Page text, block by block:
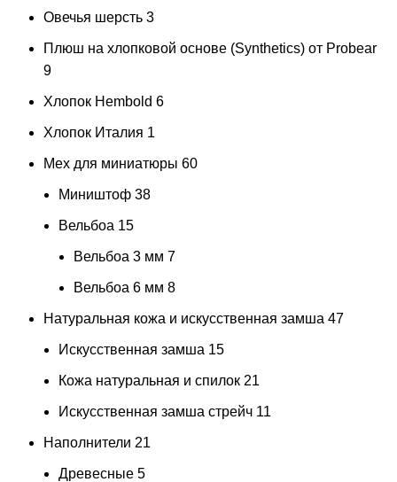
Овечья шерсть 3
Плюш на хлопковой основе (Synthetics) от Probear
9
Хлопок Hembold 6
Хлопок Италия 1
Мех для миниатюры 60
Миништоф 38
Вельбоа 15
Вельбоа 3 мм 7
Вельбоа 6 мм 8
Натуральная кожа и искусственная замша 47
Искусственная замша 15
Кожа натуральная и спилок 21
Искусственная замша стрейч 11
Наполнители 21
Древесные 5